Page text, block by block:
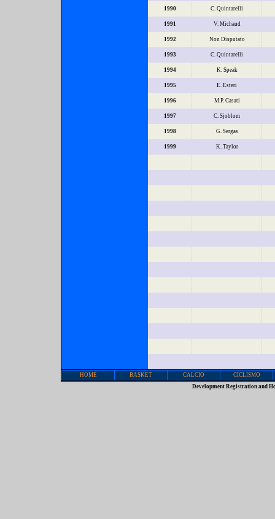
1990 C. Quintarelli
1991 V. Michaud
1992 Non Disputato
1993 C. Quintarelli
1994 K. Speak
1995 E. Esteri
1996 M.P. Casati
1997 C. Sjoblom
1998 G. Sergas
1999 K. Taylor
HOME BASKET CALCIO
CICLISMO
Development Registration and